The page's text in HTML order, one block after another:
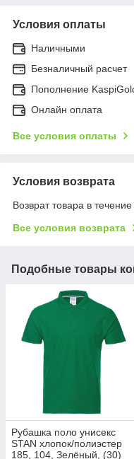
Условия оплаты
Наличными
Безналичный расчет
Пополнение
Онлайн оплата
Все условия оплаты
Условия возврата
Возврат товара в
Все условия возврата
Подобные товары
Рубашка поло унисекс
STAN хлопок/полиэстер
185, 104, Зелёный, (30)